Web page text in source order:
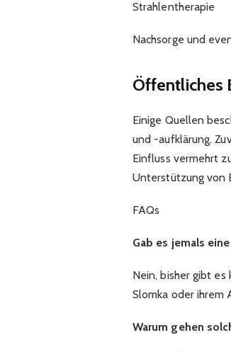
Strahlentherapie
Nachsorge und
Öffentliches
Einige Quellen
und -aufklärung.
Einfluss vermehrt
Unterstützung von
FAQs
Gab es jemals
Nein, bisher gibt
Slomka oder ihrem
Warum gehen